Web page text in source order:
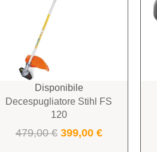
Disponibile
Decespugliatore Stihl FS
120
479,00€ 399,00 €